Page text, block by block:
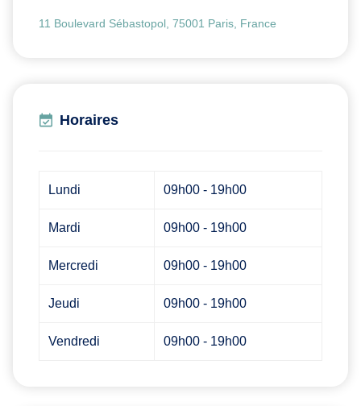
11 Boulevard Sébastopol, 75001 Paris, France
Horaires
Lundi 09h00 - 19h00
Mardi 09h00 - 19h00
Mercredi 09h00 - 19h00
Jeudi 09h00 - 19h00
Vendredi 09h00 - 19h00